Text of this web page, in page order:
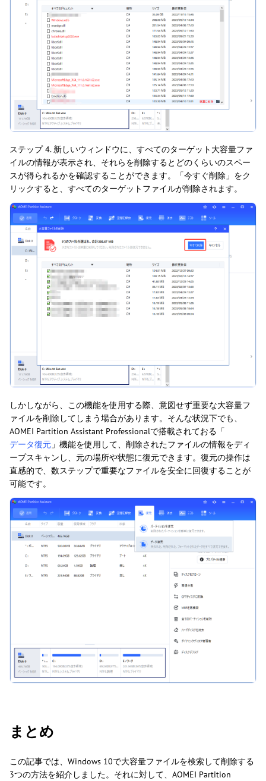
ステップ 4. 新しいウィンドウに、すべてのターゲット大容量ファ
イルの情報が表示され、それらを削除するとどのくらいのスペー
スが得られるかを確認することができます。「今すぐ削除」をク
リックすると、すべてのターゲットファイルが削除されます。
しかしながら、この機能を使用する際、意図せず重要な大容量フ
ァイルを削除してしまう場合があります。そんな状況下でも、
AOMEI Partition Assistant Professionalで搭載されておる「
データ復元 」機能を使用して、削除されたファイルの情報をディ
ープスキャンし、元の場所や状態に復元できます。復元の操作は
直感的で、数ステップで重要なファイルを安全に回復することが
可能です。
まとめ
この記事では、Windows 10で大容量ファイルを検索して削除する
3つの方法を紹介しました。それに対して、AOMEI Partition